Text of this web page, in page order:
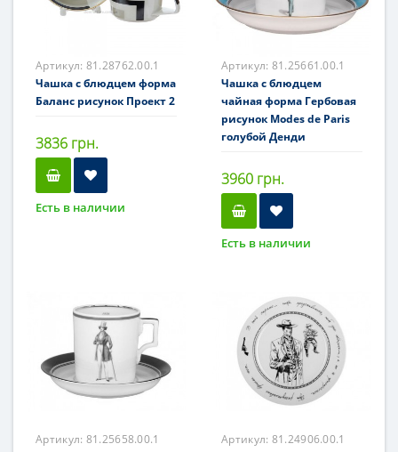
Артикул: 81.28762.00.1
Чашка с блюдцем форма
Баланс рисунок Проект 2
3836 грн.
Есть в наличии
Артикул: 81.25661.00.1
Чашка с блюдцем
чайная форма Гербовая
рисунок Modes de Paris
голубой Денди
3960 грн.
Есть в наличии
Артикул: 81.25658.00.1
Артикул: 81.24906.00.1